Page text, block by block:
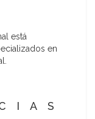
está
en